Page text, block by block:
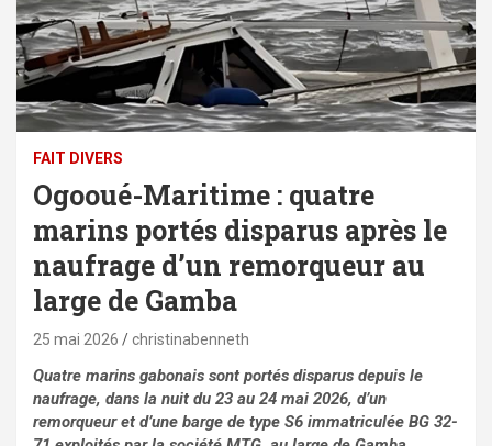
FAIT DIVERS
Ogooué-Maritime : quatre
marins portés disparus après le
naufrage d’un remorqueur au
large de Gamba
25 mai 2026 christinabenneth
Quatre marins gabonais sont portés disparus depuis le
naufrage, dans la nuit du 23 au 24 mai 2026, d’un
remorqueur et d’une barge de type S6 immatriculée BG 32-